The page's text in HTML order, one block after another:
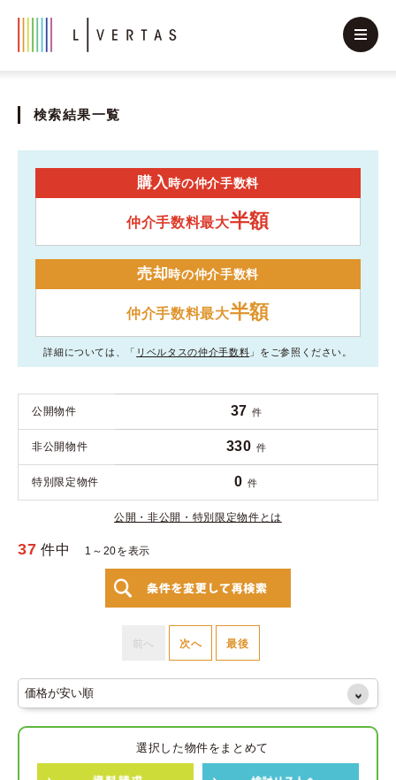
検索結果一覧
購入時の仲介手数料
仲介手数料最大半額
売却時の仲介手数料
仲介手数料最大半額
詳細については、「 リベルタスの仲介手数料 」をご参照ください。
公開物件 37 件
非公開物件 330 件
特別限定物件 0 件
公開・非公開・特別限定物件とは
37 件中 1～20を表示
前へ 次へ 最後
選択した物件をまとめて